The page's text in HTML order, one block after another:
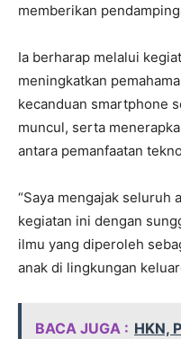
memberikan
Ia berharap melalui
meningkatkan
kecanduan smartphone
muncul, serta
antara pemanfaatan
“Saya mengajak seluruh
kegiatan ini dengan
ilmu yang diperoleh
anak di lingkungan
BACA JUGA : HKN,